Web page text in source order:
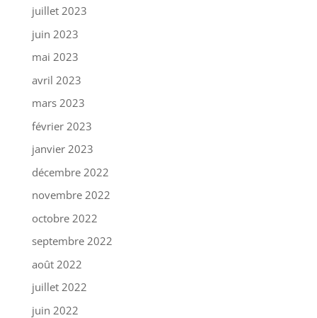
juillet 2023
juin 2023
mai 2023
avril 2023
mars 2023
février 2023
janvier 2023
décembre 2022
novembre 2022
octobre 2022
septembre 2022
août 2022
juillet 2022
juin 2022